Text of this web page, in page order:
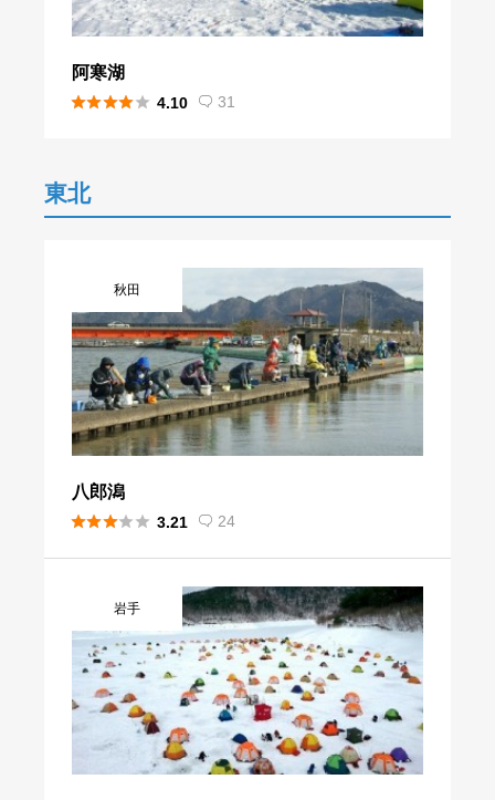
阿寒湖
 4.10  31
東北
秋田
八郎潟
 3.21  24
岩手